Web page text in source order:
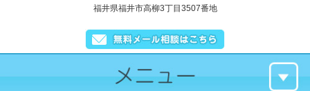
福井県福井市高柳3丁目3507番地